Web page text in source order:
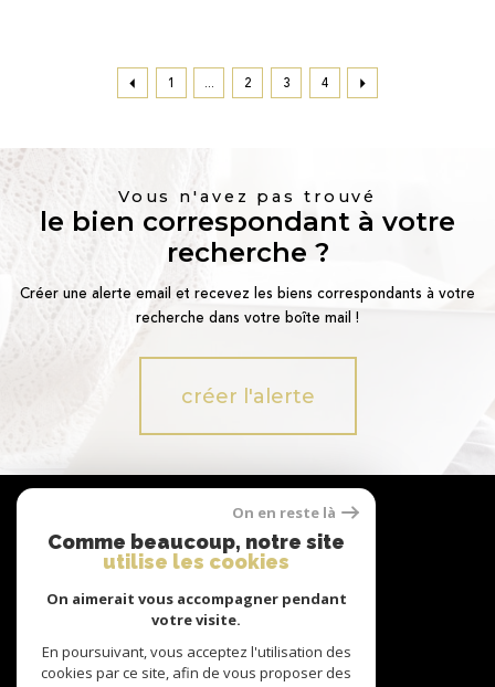
1 ... 2 3 4
Vous n'avez pas trouvé
le bien correspondant à votre
recherche ?
Créer une alerte email et recevez les biens correspondants à votre
recherche dans votre boîte mail !
créer l'alerte
suivre
Nous
adhérons
On en reste là
Comme beaucoup, notre site
utilise les cookies
On aimerait vous accompagner pendant
votre visite.
En poursuivant, vous acceptez l'utilisation des
cookies par ce site, afin de vous proposer des